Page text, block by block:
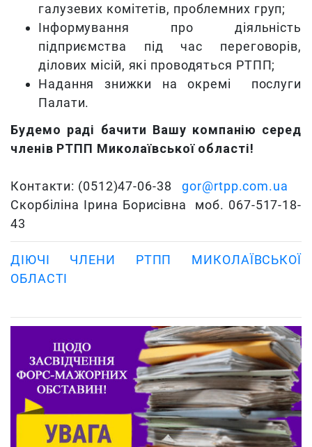
галузевих комітетів, проблемних груп;
Інформування про діяльність
підприємства під час переговорів,
ділових місій, які проводяться РТПП;
Надання знижки на окремі послуги
Палати.
Будемо раді бачити Вашу компанію серед
членів РТПП Миколаївської області!
Контакти: (0512)47-06-38gor@rtpp.com.ua
Скорбіліна Ірина Борисівна моб. 067-517-18-
43
ДІЮЧІ ЧЛЕНИ РТПП МИКОЛАЇВСЬКОЇ
ОБЛАСТІ